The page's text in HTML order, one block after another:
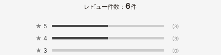
レビュー件数：6件
★ 5 (3)
★ 4 (3)
★ 3 (0)